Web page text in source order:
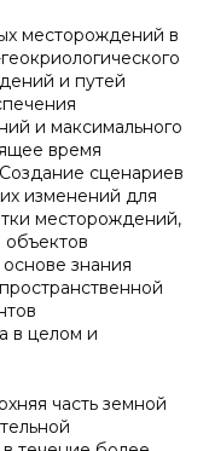
месторождений в
и путей
и максимального
время
сценариев
изменений для
месторождений,
объектов
знания
в целом и
часть земной